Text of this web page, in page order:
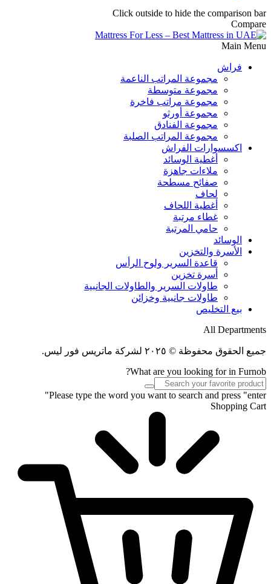
Click outside to hide the comparison bar
Compare
Main Menu
فراش
مجموعة المراتب الناعمة
مجموعة متوسطة
مجموعة مراتب فاخرة
مجموعة أورثو
مجموعة الفنادق
مجموعة المراتب الصلبة
اكسسوارات الفراش
أغطية الوسائد
ملاءات جاهزة
صفائح مسطحة
لحاف
أغطية اللحاف
غطاء مرتبة
حامي المرتبة
الوسائد
الأسرة والتخزين
قاعدة السرير ولوح الرأس
أسرة تخزين
طاولات السرير والطاولات الجانبية
طاولات جانبية وخزائن
بيع التخليص
All Departments
جميع الحقوق محفوظة © ٢٠٢٥ لشركة ماتريس فور ليس.
What are you looking for in Furnob?
Please type the word you want to search and press "enter"
Shopping Cart